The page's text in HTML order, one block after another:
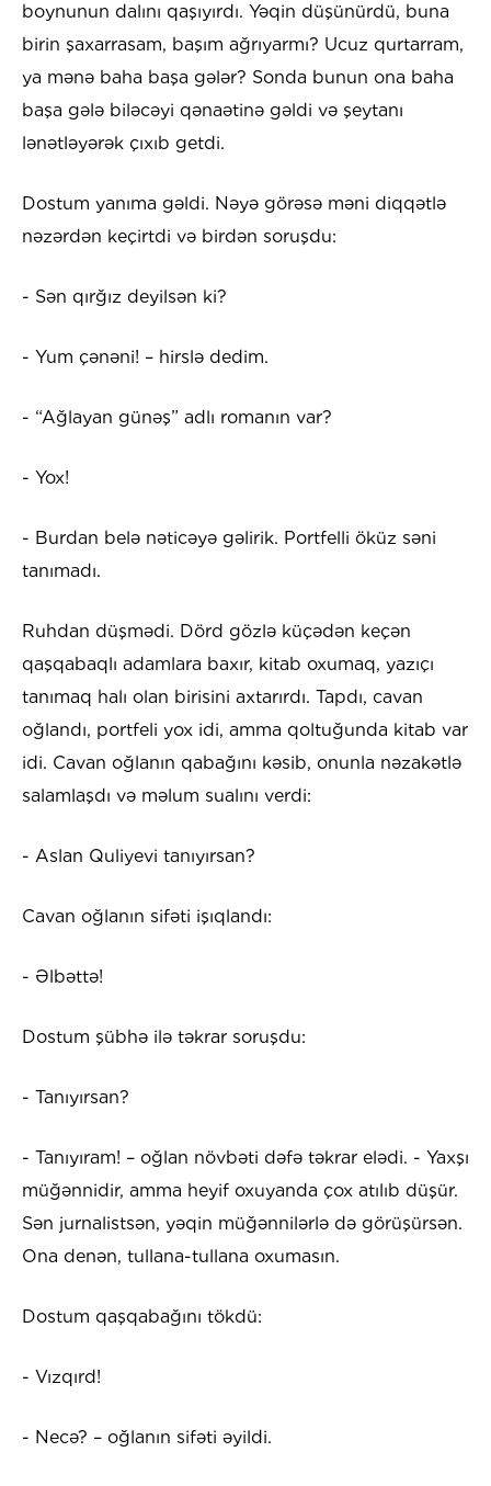
boynunun dalını qaşıyırdı. Yəqin düşünürdü, buna
birin şaxarrasam, başım ağrıyarmı? Ucuz qurtarram,
ya mənə baha başa gələr? Sonda bunun ona baha
başa gələ biləcəyi qənaətinə gəldi və şeytanı
lənətləyərək çıxıb getdi.
Dostum yanıma gəldi. Nəyə görəsə məni diqqətlə
nəzərdən keçirtdi və birdən soruşdu:
- Sən qırğız deyilsən ki?
- Yum çənəni! – hirslə dedim.
- “Ağlayan günəş” adlı romanın var?
- Yox!
- Burdan belə nəticəyə gəlirik. Portfelli öküz səni
tanımadı.
Ruhdan düşmədi. Dörd gözlə küçədən keçən
qaşqabaqlı adamlara baxır, kitab oxumaq, yazıçı
tanımaq halı olan birisini axtarırdı. Tapdı, cavan
oğlandı, portfeli yox idi, amma qoltuğunda kitab var
idi. Cavan oğlanın qabağını kəsib, onunla nəzakətlə
salamlaşdı və məlum sualını verdi:
- Aslan Quliyevi tanıyırsan?
Cavan oğlanın sifəti işıqlandı:
- Əlbəttə!
Dostum şübhə ilə təkrar soruşdu:
- Tanıyırsan?
- Tanıyıram! – oğlan növbəti dəfə təkrar elədi. - Yaxşı
müğənnidir, amma heyif oxuyanda çox atılıb düşür.
Sən jurnalistsən, yəqin müğənnilərlə də görüşürsən.
Ona denən, tullana-tullana oxumasın.
Dostum qaşqabağını tökdü:
- Vızqırd!
- Necə? – oğlanın sifəti əyildi.